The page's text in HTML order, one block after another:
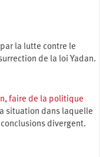
la lutte contre le
de la loi Yadan.
faire de la politique
situation dans laquelle
divergent.